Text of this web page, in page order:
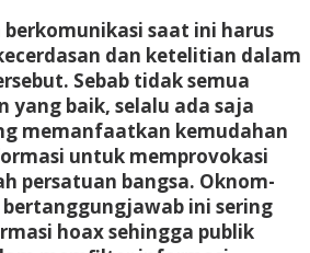
saat ini harus
dan ketelitian dalam
Sebab tidak semua
yang baik, selalu ada saja
memanfaatkan kemudahan
untuk memprovokasi
persatuan bangsa. Oknom-
ini sering
hoax sehingga publik